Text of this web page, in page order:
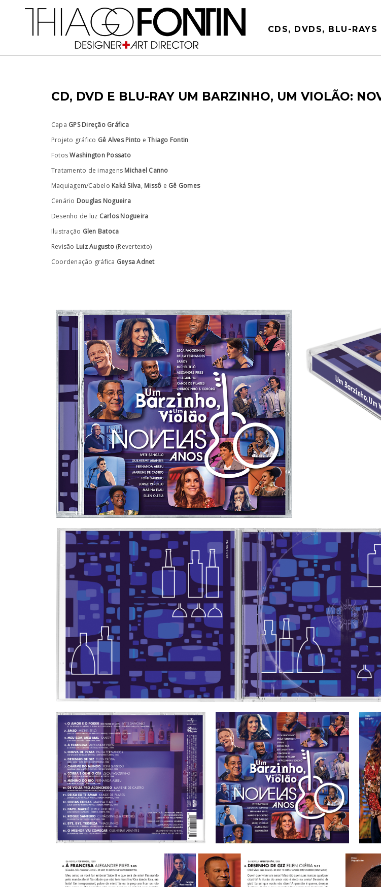
CDS, DVDS, BLU-RAYS
CD, DVD E BLU-RAY UM BARZINHO, UM VIOLÃO:
Capa GPS Direção Gráfica
Projeto gráfico Gê Alves Pinto eThiago Fontin
FotosWashington Possato
Tratamento de imagens Michael Canno
Maquiagem/Cabelo Kaká Silva, Missô e Gê Gomes
Cenário Douglas Nogueira
Desenho de luz Carlos Nogueira
Ilustração Glen Batoca
Revisão Luiz Augusto(Revertexto)
Coordenação gráfica Geysa Adnet